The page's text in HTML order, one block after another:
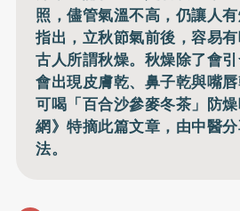
照，儘管氣溫不高，仍讓人
指出，立秋節氣前後，容易
古人所謂秋燥。秋燥除了會
會出現皮膚乾、鼻子乾與嘴
可喝「百合沙參麥冬茶」防
網》特摘此篇文章，由中醫
法。